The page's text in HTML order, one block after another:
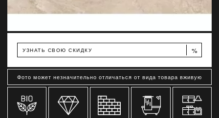
УЗНАТЬ СВОЮ СКИДКУ %
Фото может незначительно отличаться от вида товара вживую